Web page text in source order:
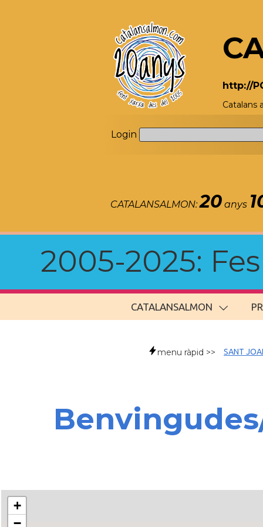
http://
Catalans
Login
CATALANSALMON:20 anys
2005-2025:
CATALANSALMON
menu ràpid >> SANT
+
−